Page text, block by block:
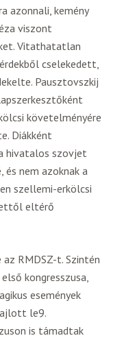
azonnali, kemény
viszont
Vitathatatlan
cselekedett,
Pausztovszkij
követelményére
Diákként
hivatalos szovjet
nem azoknak a
szellemi-erkölcsi
eltérő
RMDSZ-t. Szintén
kongresszusa,
események
le9.
is támadtak